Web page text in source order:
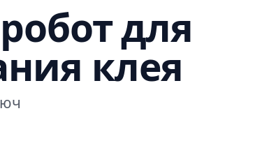
для
клея